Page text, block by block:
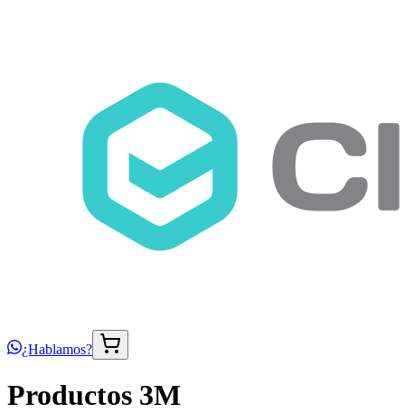
¿Hablamos?
Productos 3M